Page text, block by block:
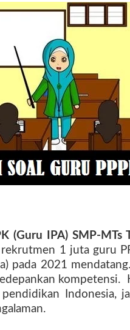
(Guru IPA) SMP-MTs
1 juta guru
pada 2021
kompetensi.
Indonesia,